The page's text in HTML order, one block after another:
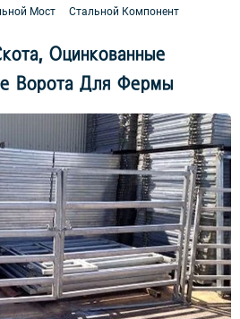
Мост Стальной Компонент
Оцинкованные
Ворота Для Фермы